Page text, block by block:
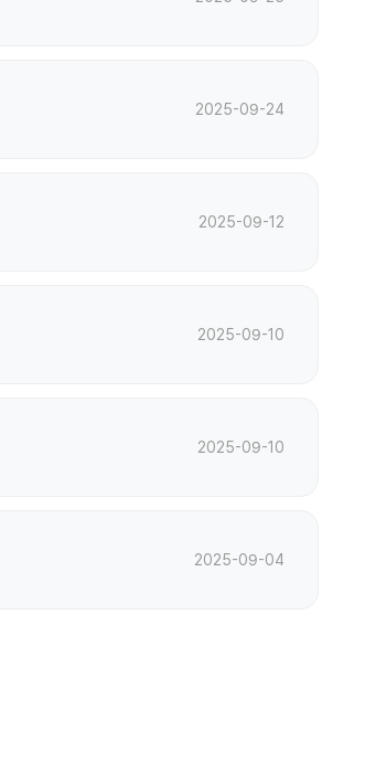
2025-09-24
2025-09-12
2025-09-10
2025-09-10
2025-09-04